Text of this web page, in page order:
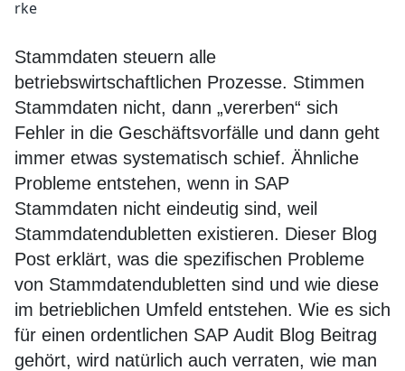
Stammdaten steuern alle
betriebswirtschaftlichen Prozesse. Stimmen
Stammdaten nicht, dann „vererben“ sich
Fehler in die Geschäftsvorfälle und dann geht
immer etwas systematisch schief. Ähnliche
Probleme entstehen, wenn in SAP
Stammdaten nicht eindeutig sind, weil
Stammdatendubletten existieren. Dieser Blog
Post erklärt, was die spezifischen Probleme
von Stammdatendubletten sind und wie diese
im betrieblichen Umfeld entstehen. Wie es sich
für einen ordentlichen SAP Audit Blog Beitrag
gehört, wird natürlich auch verraten, wie man